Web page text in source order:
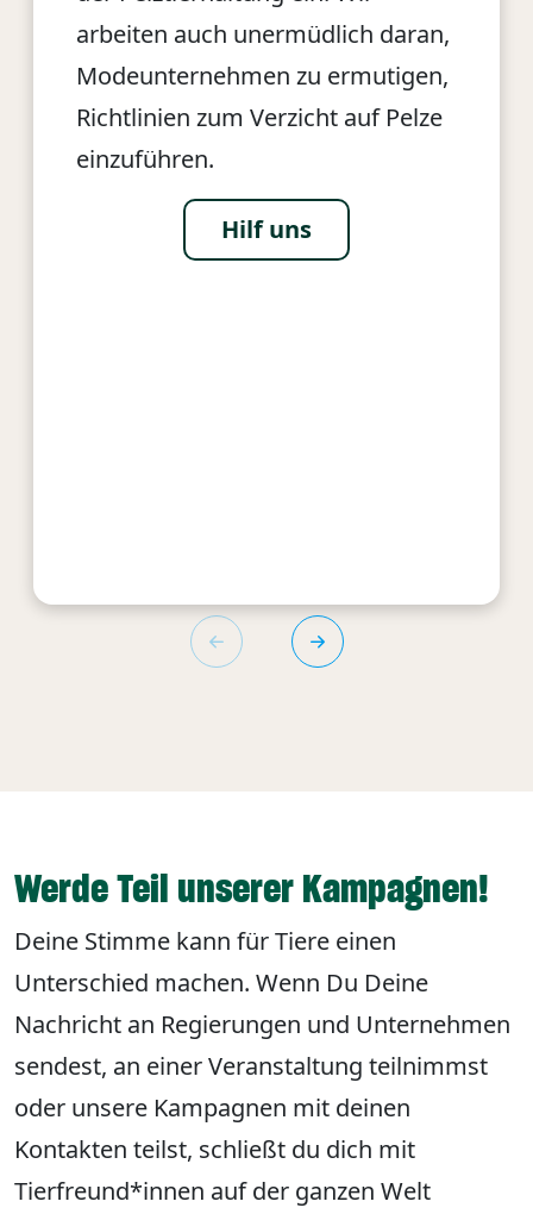
arbeiten auch unermüdlich daran,
Modeunternehmen zu ermutigen,
Richtlinien zum Verzicht auf Pelze
einzuführen.
Hilf uns
Werde Teil unserer Kampagnen!
Deine Stimme kann für Tiere einen
Unterschied machen. Wenn Du Deine
Nachricht an Regierungen und Unternehmen
sendest, an einer Veranstaltung teilnimmst
oder unsere Kampagnen mit deinen
Kontakten teilst, schließt du dich mit
Tierfreund*innen auf der ganzen Welt